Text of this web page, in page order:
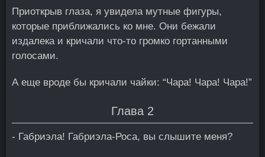
Приоткрыв глаза, я увидела мутные фигуры,
которые приближались ко мне. Они бежали
издалека и кричали что-то громко гортанными
голосами.
А еще вроде бы кричали чайки: “Чара! Чара! Чара!”
Глава 2
- Габриэла! Габриэла-Роса, вы слышите меня?